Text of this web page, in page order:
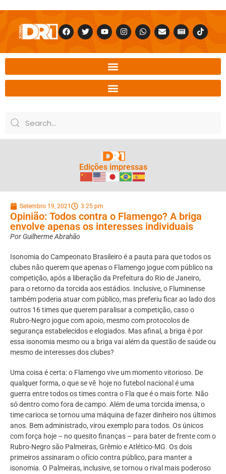
Edições impressas
Setembro 19, 2021 3:25 pm
Opinião: Todos contra o Flamengo? A briga
envolve apenas os interesses individuais
Por Guilherme Abrahão
Isonomia do Campeonato Brasileiro é a pauta para que todos os
clubes não querem que apenas o Flamengo jogue com público na
competição, após a liberação da Prefeitura do Rio de Janeiro,
para o retorno da torcida aos estádios. Inclusive, o Fluminense
também poderia atuar com público, mas preferiu ficar ao lado dos
outros 16 times que querem paralisar a competição, caso o
Rubro-Negro jogue com apoio, mesmo com protocolos de
segurança estabelecidos e elogiados. Mas afinal, a briga é por
essa isonomia mesmo ou a briga vai além da questão de saúde ou
mesmo de interesses dos clubes?
Uma coisa é certa: o Flamengo vive um momento vitorioso. De
qualquer forma, o que se vê hoje no futebol nacional é uma
guerra entre todos os times contra o Fla que é o mais forte. Não
só dentro como fora de campo. Além de uma torcida imensa, o
time carioca se tornou uma máquina de fazer dinheiro nos últimos
anos. Bem administrado, virou exemplo para todos. Os únicos
com força hoje – no quesito finanças – para bater de frente com o
Rubro-Negro são Palmeiras, Grêmio e Atlético-MG. Os dois
primeiros assinaram o ofício contra público, para manter a
isonomia. O Palmeiras, inclusive, se tornou o rival mais poderoso